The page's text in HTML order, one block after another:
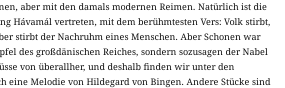
aber mit den damals modernen Reimen. Natürlich ist die
Hávamál vertreten, mit dem berühmtesten Vers: Volk stirbt,
stirbt der Nachruhm eines Menschen. Aber Schonen war
des großdänischen Reiches, sondern sozusagen der Nabel
von überallher, und deshalb finden wir unter den
eine Melodie von Hildegard von Bingen. Andere Stücke sind